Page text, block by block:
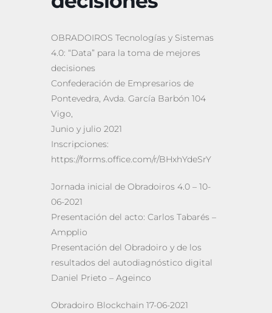
OBRADOIROS Tecnologías y Sistemas
4.0: “Data” para la toma de mejores
decisiones
Confederación de Empresarios de
Pontevedra, Avda. García Barbón 104
Vigo,
Junio y julio 2021
Inscripciones:
https://forms.office.com/r/BHxhYdeSrY
Jornada inicial de Obradoiros 4.0 – 10-
06-2021
Presentación del acto: Carlos Tabarés –
Ampplio
Presentación del Obradoiro y de los
resultados del autodiagnóstico digital
Daniel Prieto – Ageinco
Obradoiro Blockchain 17-06-2021